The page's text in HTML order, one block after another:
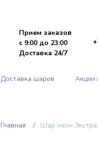
Прием заказов
с 9:00 до 23:00
Доставка 24/7
Доставка шаров Акции
Главная Шар неон